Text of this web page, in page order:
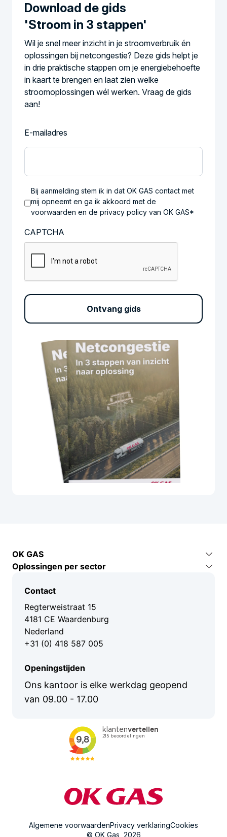
Download de gids
'Stroom in 3 stappen'
Wil je snel meer inzicht in je stroomverbruik én
oplossingen bij netcongestie? Deze gids helpt je
in drie praktische stappen om je energiebehoefte
in kaart te brengen en laat zien welke
stroomoplossingen wél werken. Vraag de gids
aan!
E-mailadres
Bij aanmelding stem ik in dat OK GAS contact met
mij opneemt en ga ik akkoord met de
voorwaarden en de privacy policy van OK GAS*
CAPTCHA
Contact
Regterweistraat 15
4181 CE Waardenburg
Nederland
+31 (0) 418 587 005
Openingstijden
Ons kantoor is elke werkdag geopend
van 09.00 - 17.00
OK GAS
Contact
Over ons
Kenniscentrum
Oplossingen per sector
Logistiek en transport
Agrarische sector
Recreatie en horeca
Algemene voorwaardenPrivacy verklaringCookies
© OK Gas, 2026